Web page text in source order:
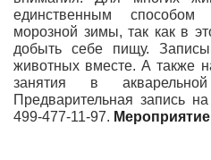
единственным
морозной зимы, так как в
добыть себе пищу.
животных вместе. А также
занятия в
Предварительная запись
499-477-11-97. Мероприятие